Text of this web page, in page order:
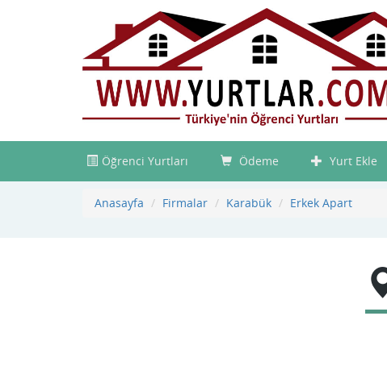
Öğrenci Yurtları Ödeme Yurt Ekle
Anasayfa Firmalar Karabük Erkek Apart